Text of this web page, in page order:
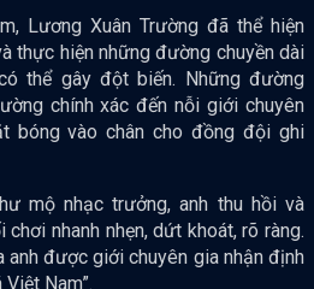
Lương Xuân Trường đã thể hiện
thực hiện những đường chuyền dài
thể gây đột biến. Những đường
chính xác đến nỗi giới chuyên
bóng vào chân cho đồng đội ghi
mộ nhạc trưởng, anh thu hồi và
nhanh nhẹn, dứt khoát, rõ ràng.
anh được giới chuyên gia nhận định
Nam”.